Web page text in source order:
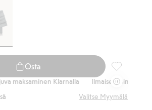
Osta
Kaulaliina,
Klarnalla
Ilmaiset
Valitse Myymälä